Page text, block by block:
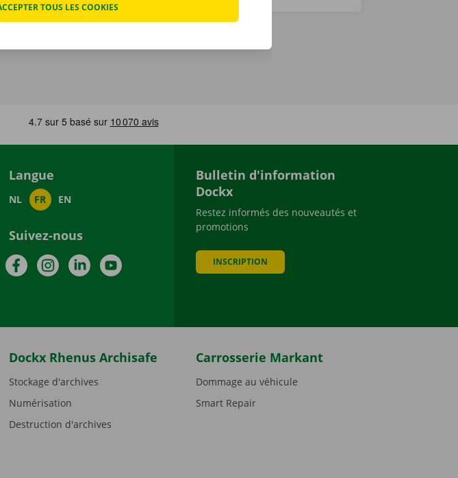
Langue
NL FR EN
Suivez-nous
FacebookInstagramLinkedInYouTube
Bulletin d'information
Dockx
Restez informés des nouveautés et
promotions
INSCRIPTION
Dockx Rhenus Archisafe
Stockage d'archives
Numérisation
Destruction d'archives
Carrosserie Markant
Dommage au véhicule
Smart Repair
TOUS LES COOKIES